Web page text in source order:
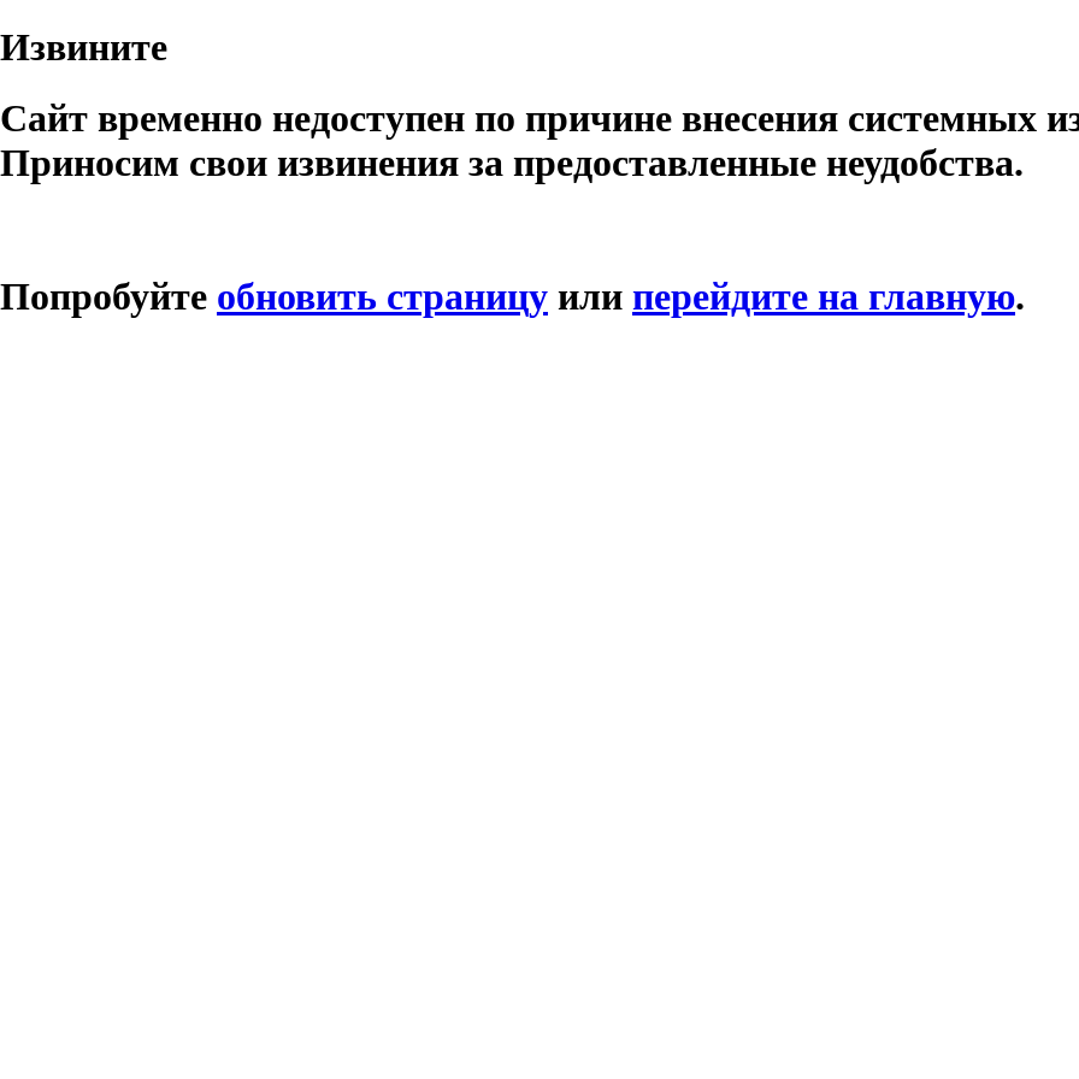
Извините
Сайт временно недоступен по причине внесения системных
Приносим свои извинения за предоставленные неудобства.
Попробуйте обновить страницу или перейдите на главную.